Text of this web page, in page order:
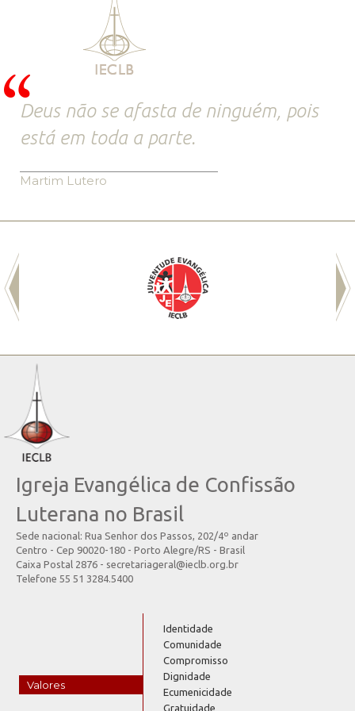
Deus não se afasta de ninguém, pois
está em toda a parte.
Martim Lutero
Igreja Evangélica de Confissão
Luterana no Brasil
Sede nacional: Rua Senhor dos Passos, 202/4º andar
Centro - Cep 90020-180 - Porto Alegre/RS - Brasil
Caixa Postal 2876 - secretariageral@ieclb.org.br
Telefone 55 51 3284.5400
Valores
Identidade
Comunidade
Compromisso
Dignidade
Ecumenicidade
Gratuidade